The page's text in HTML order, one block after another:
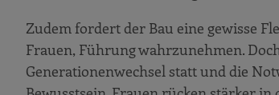
Zudem fordert der Bau eine gewisse
Frauen, Führung wahrzunehmen.
Generationenwechsel statt und die